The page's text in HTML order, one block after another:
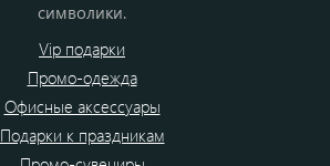
символики.
Vip подарки
Промо-одежда
Офисные аксессуары
Подарки к праздникам